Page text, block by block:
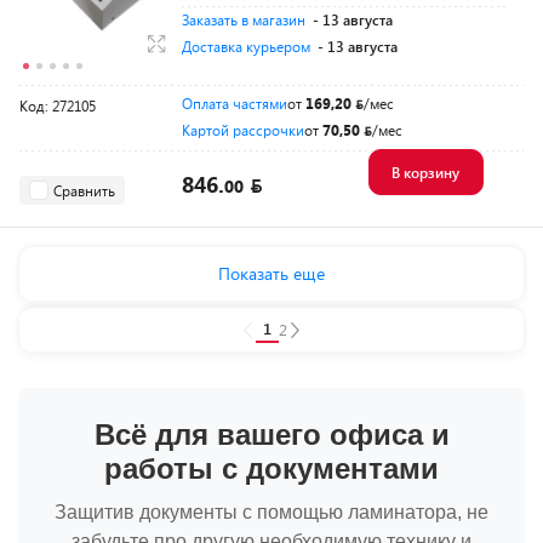
Заказать в магазин - 13 августа
Доставка курьером - 13 августа
Код: 272105 Оплата частямиот 169,20
/мес
Картой рассрочкиот70,50 /мес
Сравнить 846.00
В корзину
Показать еще
1 2
Всё для вашего офиса и
работы с документами
Защитив документы с помощью ламинатора, не